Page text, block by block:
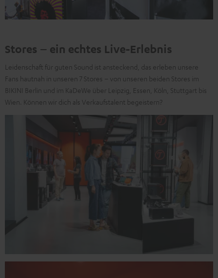
Stores – ein echtes Live-Erlebnis
Leidenschaft für guten Sound ist ansteckend, das erleben unsere
Fans hautnah in unseren 7 Stores – von unseren beiden Stores im
BIKINI Berlin und im KaDeWe über Leipzig, Essen, Köln, Stuttgart bis
Wien. Können wir dich als Verkaufstalent begeistern?